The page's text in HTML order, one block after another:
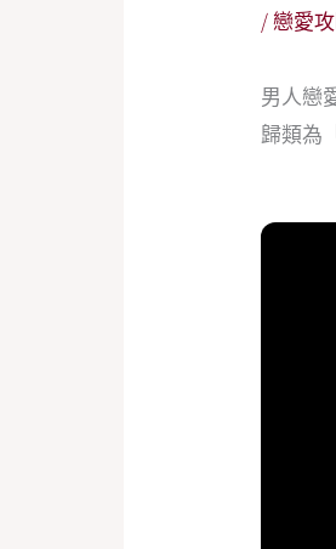
/戀愛
男人戀
歸類為